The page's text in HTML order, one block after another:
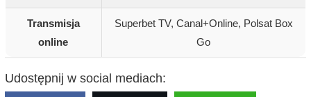
Transmisja
online
Superbet TV, Canal+Online, Polsat Box
Go
Udostępnij w social mediach: